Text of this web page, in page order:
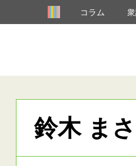
コラム
鈴木 ま